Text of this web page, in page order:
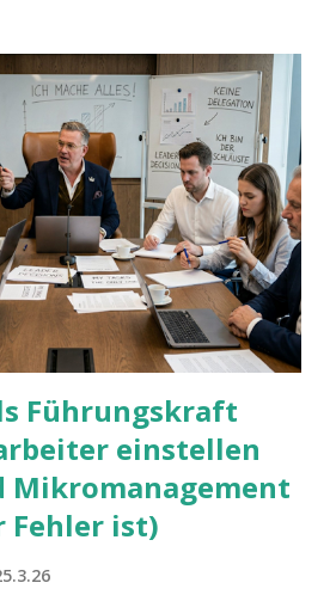
Führungskraft
einstellen
Mikromanagement
Fehler ist)